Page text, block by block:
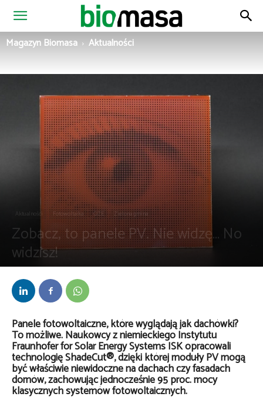
Magazyn
Magazyn Biomasa Aktualności
Aktualności Fotowoltaika OZE Zielona gmina
Zobacz, to panele PV. Nie widzę… No
widzisz!
Panele fotowoltaiczne, które wyglądają jak dachówki?
To możliwe. Naukowcy z niemieckiego Instytutu
Fraunhofer for Solar Energy Systems ISK opracowali
technologięShadeCut®, dzięki której moduły PV mogą
być właściwie niewidoczne na dachach czy fasadach
domów, zachowując jednocześnie 95 proc. mocy
klasycznych systemów fotowoltaicznych.